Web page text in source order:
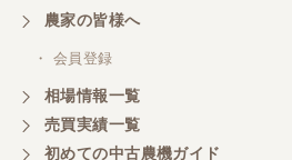
農家の皆様へ
・ 会員登録
相場情報一覧
売買実績一覧
初めての中古農機ガイド